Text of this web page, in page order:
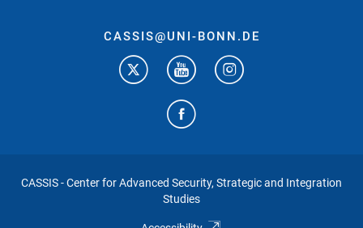
CASSIS@UNI-BONN.DE
CASSIS - Center for Advanced Security, Strategic and Integration
Studies